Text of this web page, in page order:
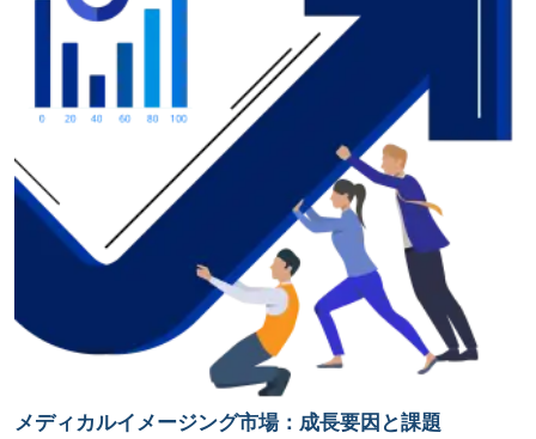
メディカルイメージング市場：成長要因と課題